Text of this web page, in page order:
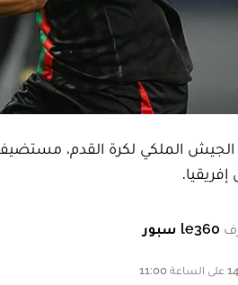
الجيش الملكي لكرة القدم،
le360 سبور